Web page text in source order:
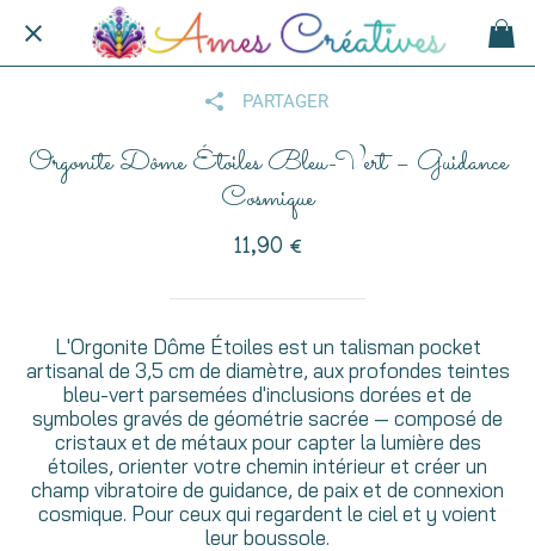
PARTAGER
Orgonite Dôme Étoiles Bleu-Vert – Guidance
Cosmique
11,90 €
L'Orgonite Dôme Étoiles est un talisman pocket
artisanal de 3,5 cm de diamètre, aux profondes teintes
bleu-vert parsemées d'inclusions dorées et de
symboles gravés de géométrie sacrée — composé de
cristaux et de métaux pour capter la lumière des
étoiles, orienter votre chemin intérieur et créer un
champ vibratoire de guidance, de paix et de connexion
cosmique. Pour ceux qui regardent le ciel et y voient
leur boussole.